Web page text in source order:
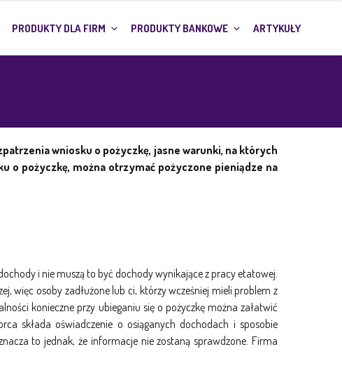
PRODUKTY DLA FIRM PRODUKTY BANKOWE ARTYKUŁY
wniosku o pożyczkę, jasne warunki, na których
o pożyczkę, można otrzymać pożyczone pieniądze na
i nie muszą to być dochody wynikające z pracy etatowej.
więc osoby zadłużone lub ci, którzy wcześniej mieli problem z
konieczne przy ubieganiu się o pożyczkę można załatwić
składa oświadczenie o osiąganych dochodach i sposobie
to jednak, że informacje nie zostaną sprawdzone. Firma